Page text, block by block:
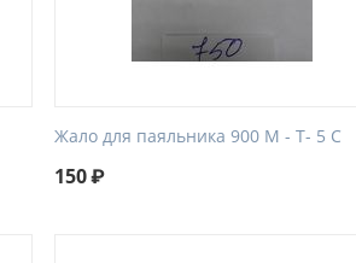
Жало для паяльника 900 М - Т- 5 C
150₽